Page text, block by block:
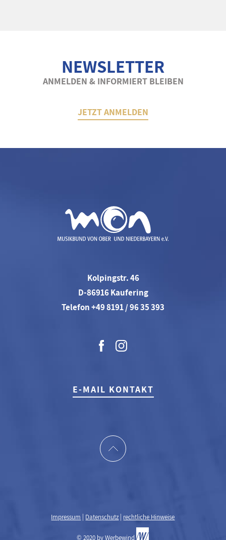
NEWSLETTER
ANMELDEN & INFORMIERT BLEIBEN
JETZT ANMELDEN
Kolpingstr. 46
D-86916 Kaufering
Telefon +49 8191 / 96 35 393
E-MAIL KONTAKT
Impressum Datenschutz rechtliche Hinweise
© 2020 byWerbewind